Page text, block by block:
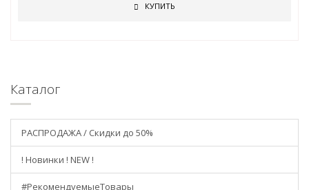
КУПИТЬ
Каталог
РАСПРОДАЖА / Скидки до 50%
! Новинки ! NEW !
#РекомендуемыеТовары